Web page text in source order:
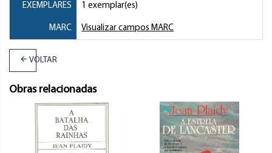
EXEMPLARES 1 exemplar(es)
MARC Visualizar campos MARC
VOLTAR
Obras relacionadas